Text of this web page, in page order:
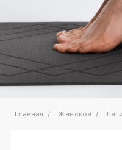
Главная Женское